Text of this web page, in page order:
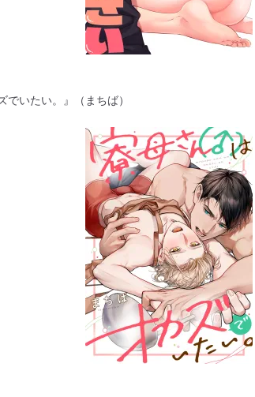
でいたい。』（まちば）